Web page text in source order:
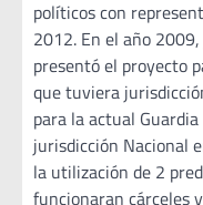
políticos con
2012. En el año
presentó el proyecto
que tuviera
para la actual
jurisdicción Nacional
la utilización de 2
funcionaran cárceles